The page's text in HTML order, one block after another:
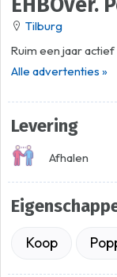
Tilburg
Ruim een jaar actief
Alle advertenties »
Levering
Afhalen
Koop